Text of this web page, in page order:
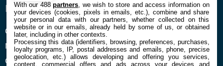
ENTREPRISE
Qui sommes nous
Mentions légales et CGU
Confidentialité et Cookies
À PROPOS
La rédaction
Contact
With our 488partners , we wish to store and access information on
your devices (cookies, pixels in emails, etc.), combine and share
your personal data with our partners, whether collected on this
website or in our emails, already held by some of us, or obtained
later, including in other contexts.
Processing this data (identifiers, browsing, preferences, purchases,
loyalty programs, IP, postal addresses and emails, phone, precise
geolocation, etc.) allows developing and offering you services,
content, commercial offers and ads across your devices and